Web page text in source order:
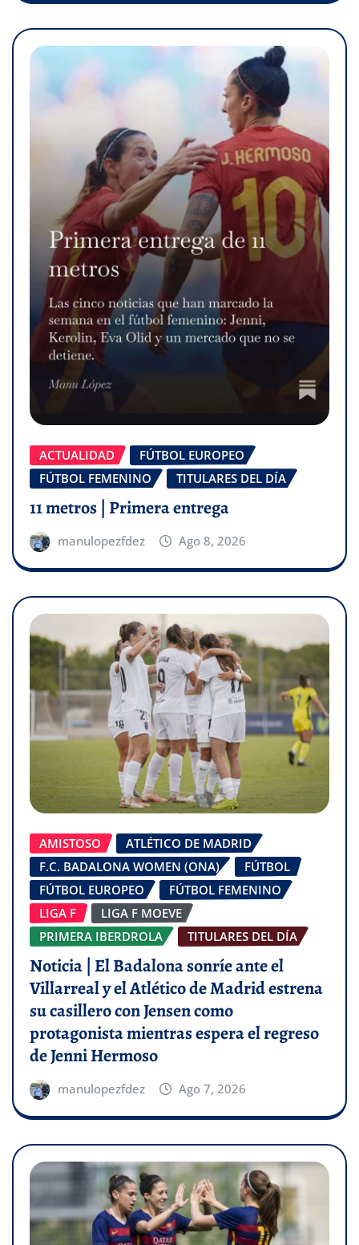
ACTUALIDAD
FÚTBOL EUROPEO
FÚTBOL FEMENINO
TITULARES DEL DÍA
11 metros | Primera entrega
manulopezfdez Ago 8, 2026
AMISTOSO
ATLÉTICO DE MADRID
F.C. BADALONA WOMEN (ONA)
FÚTBOL
FÚTBOL EUROPEO
FÚTBOL FEMENINO
LIGA F
LIGA F MOEVE
PRIMERA IBERDROLA
TITULARES DEL DÍA
Noticia | El Badalona sonríe ante el
Villarreal y el Atlético de Madrid estrena
su casillero con Jensen como
protagonista mientras espera el regreso
de Jenni Hermoso
manulopezfdez Ago 7, 2026